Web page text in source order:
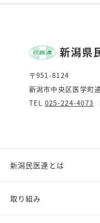
新潟県
〒951-8124
新潟市中央区医学
TEL 025-224-4073
新潟民医連とは
取り組み